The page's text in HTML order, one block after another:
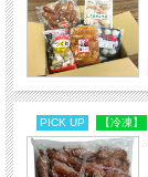
PICK UP 【冷凍】